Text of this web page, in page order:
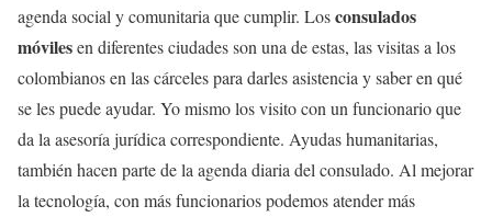
agenda social y comunitaria que cumplir. Losconsulados
móvilesen diferentes ciudades son una de estas, las visitas a los
colombianos en las cárceles para darles asistencia y saber en qué
se les puede ayudar. Yo mismo los visito con un funcionario que
da la asesoría jurídica correspondiente. Ayudas humanitarias,
también hacen parte de la agenda diaria del consulado. Al mejorar
la tecnología, con más funcionarios podemos atender más